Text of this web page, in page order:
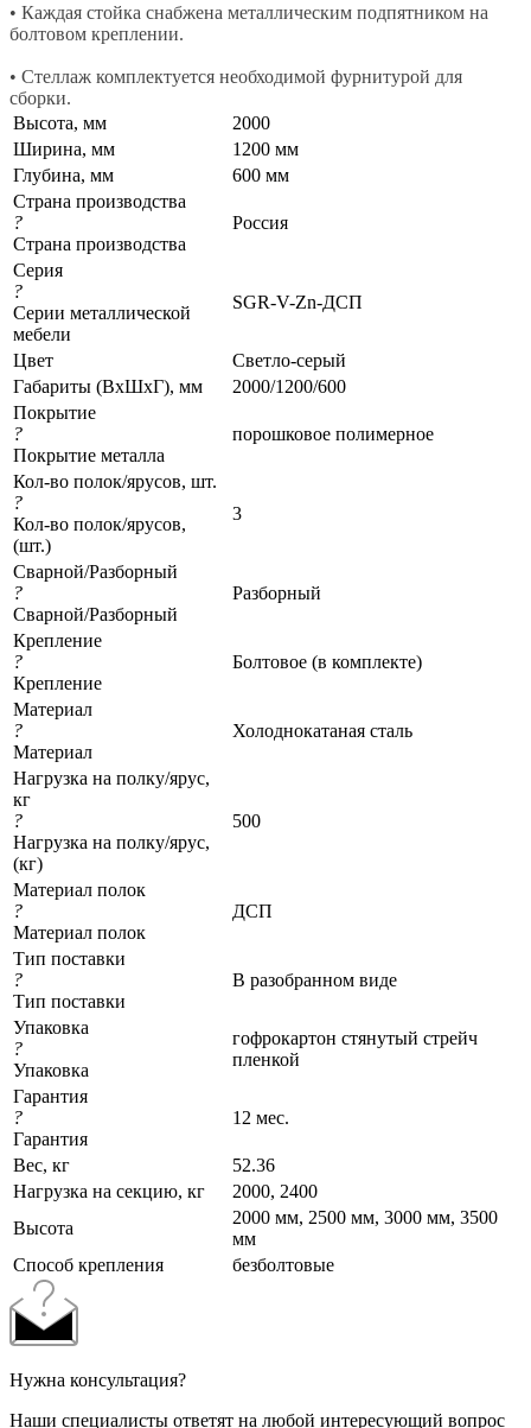
• Каждая стойка снабжена металлическим подпятником на
болтовом креплении.
• Стеллаж комплектуется необходимой фурнитурой для
сборки.
Высота, мм
2000
Ширина, мм
1200 мм
Глубина, мм
600 мм
Страна производства
?
Страна производства
Россия
Серия
?
Серии металлической
мебели
SGR-V-Zn-ДСП
Цвет
Светло-серый
Габариты (ВхШхГ), мм
2000/1200/600
Покрытие
?
Покрытие металла
порошковое полимерное
Кол-во полок/ярусов, шт.
?
Кол-во полок/ярусов,
(шт.)
3
Сварной/Разборный
?
Сварной/Разборный
Разборный
Крепление
?
Крепление
Болтовое (в комплекте)
Материал
?
Материал
Холоднокатаная сталь
Нагрузка на полку/ярус,
кг
?
Нагрузка на полку/ярус,
(кг)
500
Материал полок
?
Материал полок
ДСП
Тип поставки
?
Тип поставки
В разобранном виде
Упаковка
?
Упаковка
гофрокартон стянутый стрейч
пленкой
Гарантия
?
Гарантия
12 мес.
Вес, кг
52.36
Нагрузка на секцию, кг
2000, 2400
Высота
2000 мм, 2500 мм, 3000 мм, 3500
мм
Cпособ крепления
безболтовые
Нужна консультация?
Наши специалисты ответят на любой интересующий вопрос